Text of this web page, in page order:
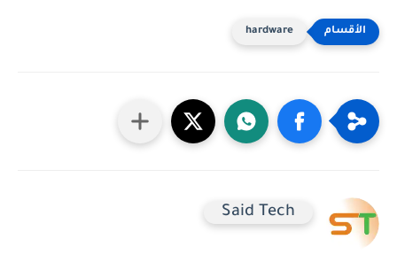
hardware
Said Tech